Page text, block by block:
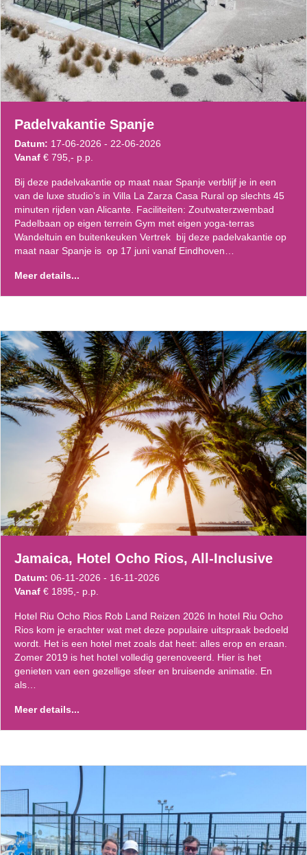
Padelvakantie Spanje
Datum: 17-06-2026 - 22-06-2026
Vanaf € 795,- p.p.
Bij deze padelvakantie op maat naar Spanje verblijf je in een
van de luxe studio’s in Villa La Zarza Casa Rural op slechts 45
minuten rijden van Alicante. Faciliteiten: Zoutwaterzwembad
Padelbaan op eigen terrein Gym met eigen yoga-terras
Wandeltuin en buitenkeuken Vertrek bij deze padelvakantie op
maat naar Spanje is op 17 juni vanaf Eindhoven…
Meer details...
Jamaica, Hotel Ocho Rios, All-Inclusive
Datum: 06-11-2026 - 16-11-2026
Vanaf € 1895,- p.p.
Hotel Riu Ocho Rios Rob Land Reizen 2026 In hotel Riu Ocho
Rios kom je erachter wat met deze populaire uitspraak bedoeld
wordt. Het is een hotel met zoals dat heet: alles erop en eraan.
Zomer 2019 is het hotel volledig gerenoveerd. Hier is het
genieten van een gezellige sfeer en bruisende animatie. En
als…
Meer details...